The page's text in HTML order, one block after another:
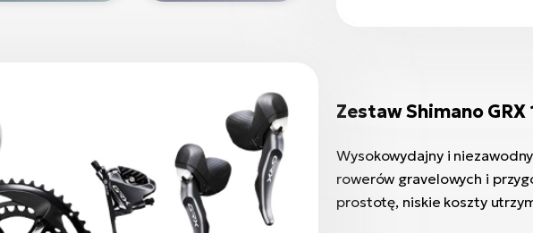
Zestaw Shimano GRX
Wysokowydajny i
rowerów gravelowych i
prostotę, niskie koszty